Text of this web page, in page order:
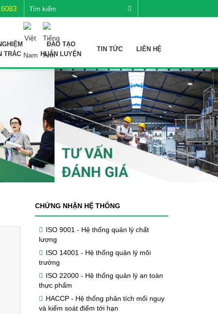
TRẮC
ĐÀO TẠO
HUẤN LUYỆN
TIN TỨC LIÊN HỆ
CHỨNG NHẬN HỆ THỐNG
ISO 9001 - Hệ thống quản lý chất
lượng
ISO 14001 - Hệ thống quản lý môi
trường
ISO 22000 - Hệ thống quản lý an toàn
thực phẩm
HACCP - Hệ thống phân tích mối nguy
và kiểm soát điểm tới hạn